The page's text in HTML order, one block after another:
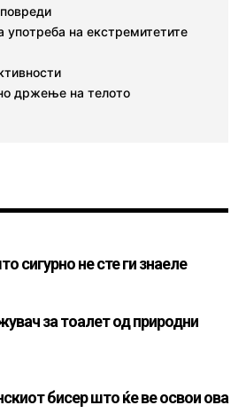
употреба на екстремитетите
држење на телото
сигурно не сте ги знаеле
за тоалет од природни
бисер што ќе ве освои ова